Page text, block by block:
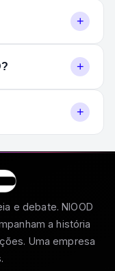
+
+
+
e debate. NIOOD
a história
Uma empresa